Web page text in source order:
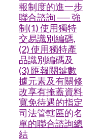
報制度的進一步
聯合諮詢 ── 強
制(1) 使用獨特
交易識別編碼,
(2) 使用獨特產
品識別編碼及
(3) 匯報關鍵數
據元素及有關修
改享有掩蓋資料
寬免待遇的指定
司法管轄區的名
單的聯合諮詢總
結